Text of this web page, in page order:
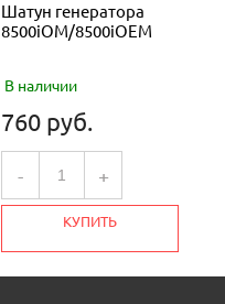
Шатун генератора
8500iOM/8500iOEM
В наличии
760 руб.
- +
КУПИТЬ